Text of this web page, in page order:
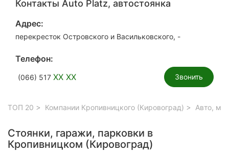
Контакты Auto Platz, автостоянка
Адрес:
перекресток Островского и Васильковского, -
Телефон:
(066) 517 XX XX Звонить
ТОП 20 Компании Кропивницкого (Кировоград) Авто,
Стоянки, гаражи, парковки в
Кропивницком (Кировоград)